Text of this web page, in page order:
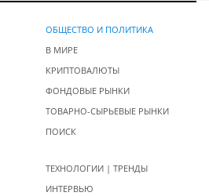
ОБЩЕСТВО И ПОЛИТИКА
В МИРЕ
КРИПТОВАЛЮТЫ
ФОНДОВЫЕ РЫНКИ
ТОВАРНО-СЫРЬЕВЫЕ РЫНКИ
ПОИСК
ТЕХНОЛОГИИ | ТРЕНДЫ
ИНТЕРВЬЮ